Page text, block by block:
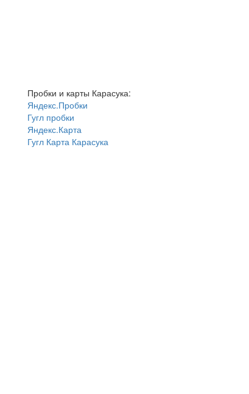
Пробки и карты Карасука:
Яндекс.Пробки
Гугл пробки
Яндекс.Карта
Гугл Карта Карасука